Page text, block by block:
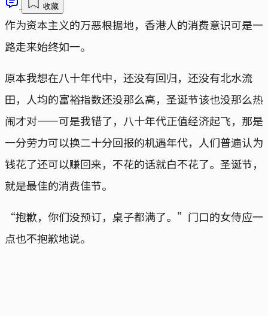
收藏
作为资本主义的万恶根据地，香港人的消费意识可是一
路走来始终如一。
原本我想在八十年代中，还没有回归，还没有北水流
田，人均的富裕指数还没那么高，圣诞节该也没那么热
闹才对——可是我错了，八十年代正值经济起飞，那是
一分劳力可以换二十分回报的机遇年代，人们普遍认为
钱花了还可以赚回来，不花的话就白不花了。圣诞节，
就是最佳的消费佳节。
“抱歉，你们没预订，桌子都满了。”门口的女侍应一
点也不抱歉地说。